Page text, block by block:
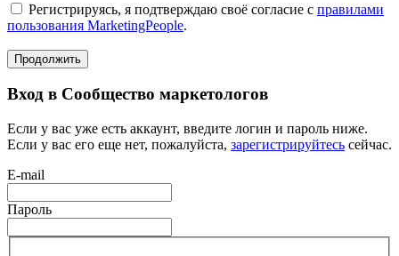
Регистрируясь, я подтверждаю своё согласие с правилами
пользования MarketingPeople.
Продолжить
Вход в Сообщество маркетологов
Если у вас уже есть аккаунт, введите логин и пароль ниже.
Если у вас его еще нет, пожалуйста, зарегистрируйтесь сейчас.
E-mail
Пароль